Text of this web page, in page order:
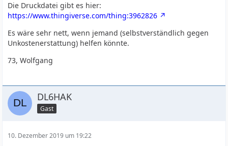
Die Druckdatei gibt es hier:
https://www.thingiverse.com/thing:3962826
Es wäre sehr nett, wenn jemand (selbstverständlich gegen
Unkostenerstattung) helfen könnte.
73, Wolfgang
DL6HAK
Gast
10. Dezember 2019 um 19:22